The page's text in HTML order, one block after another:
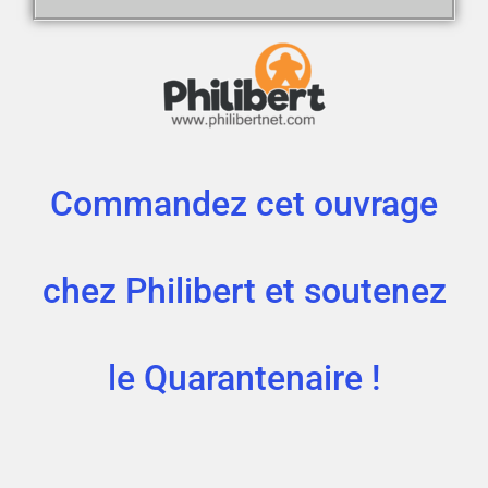
Commandez cet ouvrage
chez Philibert et soutenez
le Quarantenaire !